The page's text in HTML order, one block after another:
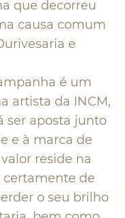
que decorreu
causa comum
e
é um
artista da INCM,
ser aposta junto
e à marca de
reside na
certamente de
o seu brilho